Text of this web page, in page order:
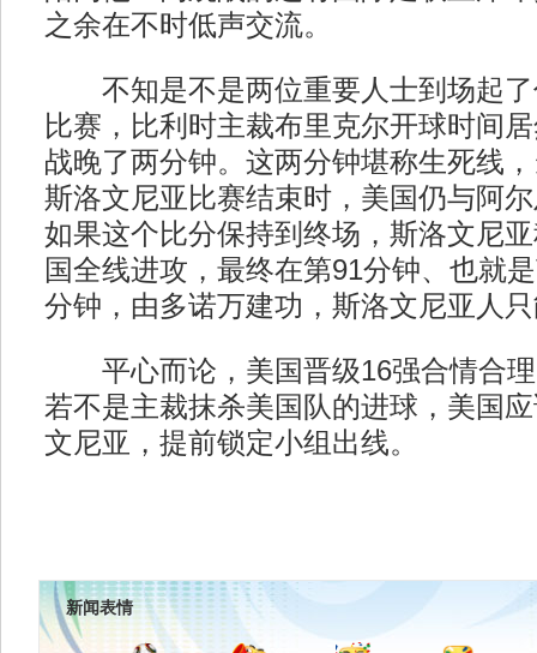
之余在不时低声交流。
不知是不是两位重要人士到场起了
比赛，比利时主裁布里克尔开球时间
战晚了两分钟。这两分钟堪称生死线
斯洛文尼亚比赛结束时，美国仍与阿
如果这个比分保持到终场，斯洛文尼
国全线进攻，最终在第91分钟、也就
分钟，由多诺万建功，斯洛文尼亚人
平心而论，美国晋级16强合情合理
若不是主裁抹杀美国队的进球，美国
文尼亚，提前锁定小组出线。
新闻表情